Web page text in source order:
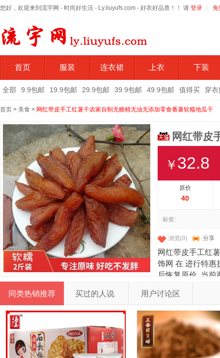
您好，欢迎来到流宇网 - 时尚好生活 - Ly.liuyufs.com - 好衣好品质！！ 请 登录 免
首页 服装 连衣裙 上衣 下装
全部 9.9包邮 19.9包邮 29.9包邮 39.9包邮 49.9包邮 值得买 穿
首页 > 美食 > 网红带皮手工红薯干农家自制无糖精无油无添加零食番薯软糯地瓜干
网红带皮
￥32.8
原价
40
标签:
浏览(0) 分享
网红带皮手工红
饰网 在 进行特惠
后恢复原价. 当
息,点 击可立即进
宇网 - 时尚好生
579800322842
同类热销推荐 买过的人说 用户讨论区